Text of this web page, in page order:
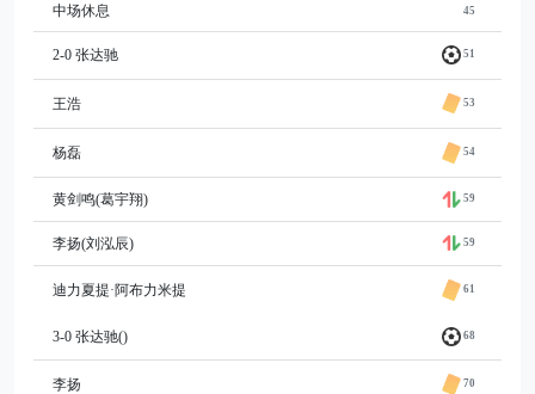
中场休息 45
2-0 张达驰 51
王浩 53
杨磊 54
黄剑鸣(葛宇翔) 59
李扬(刘泓辰) 59
迪力夏提·阿布力米提 61
3-0 张达驰() 68
李扬 70